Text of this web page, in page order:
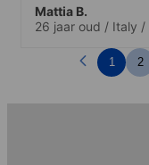
Mattia B.
26 jaar oud / Italy /
1 2